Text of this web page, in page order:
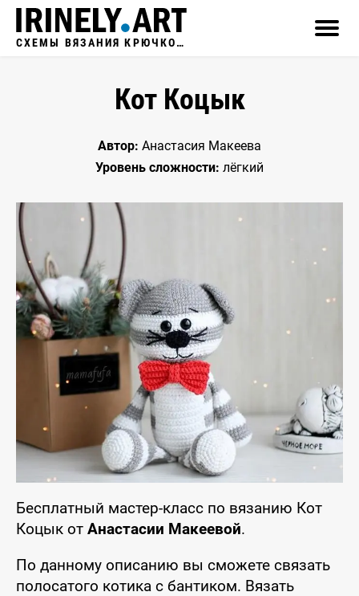
СХЕМЫ ВЯЗАНИЯ КРЮЧКОМ
Кот Коцык
Автор: Анастасия Макеева
Уровень сложности: лёгкий
Бесплатный мастер-класс по вязанию Кот
Коцык от Анастасии Макеевой.
По данному описанию вы сможете связать
полосатого котика с бантиком. Вязать